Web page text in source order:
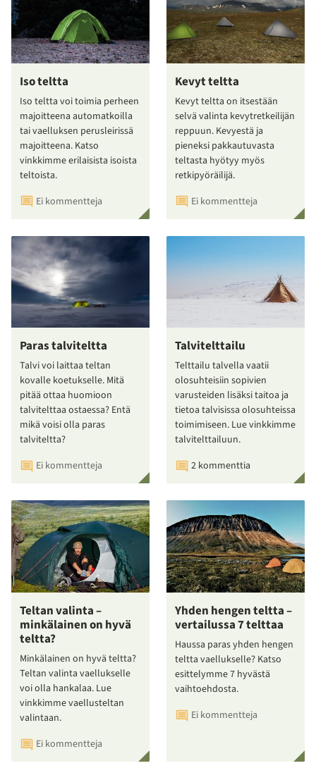
Iso teltta
Iso teltta voi toimia perheen
majoitteena automatkoilla
tai vaelluksen perusleirissä
majoitteena. Katso
vinkkimme erilaisista isoista
teltoista.
Ei kommentteja
Kevyt teltta
Kevyt teltta on itsestään
selvä valinta kevytretkeilijän
reppuun. Kevyestä ja
pieneksi pakkautuvasta
teltasta hyötyy myös
retkipyöräilijä.
Ei kommentteja
Paras talviteltta
Talvi voi laittaa teltan
kovalle koetukselle. Mitä
pitää ottaa huomioon
talvitelttaa ostaessa? Entä
mikä voisi olla paras
talviteltta?
Ei kommentteja
Talvitelttailu
Telttailu talvella vaatii
olosuhteisiin sopivien
varusteiden lisäksi taitoa ja
tietoa talvisissa olosuhteissa
toimimiseen. Lue vinkkimme
talvitelttailuun.
2 kommenttia
Teltan valinta –
minkälainen on hyvä
teltta?
Minkälainen on hyvä teltta?
Teltan valinta vaellukselle
voi olla hankalaa. Lue
vinkkimme vaellusteltan
valintaan.
Ei kommentteja
Yhden hengen teltta –
vertailussa 7 telttaa
Haussa paras yhden hengen
teltta vaellukselle? Katso
esittelymme 7 hyvästä
vaihtoehdosta.
Ei kommentteja